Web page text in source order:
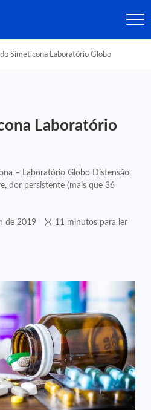
do Simeticona Laboratório Globo
Laboratório
– Laboratório Globo Distensão
dor persistente (mais que 36
de 2019 11 minutos para ler